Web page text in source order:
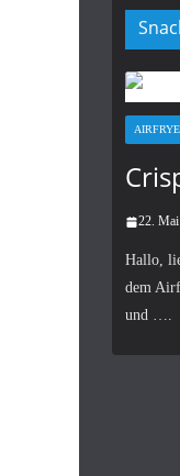
22.
Hallo,
dem
und ….